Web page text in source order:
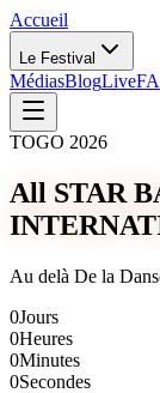
Accueil
Le Festival
MédiasBlogLive
TOGO 2026
All STAR
Au delà De la
0Jours
0Heures
0Minutes
0Secondes